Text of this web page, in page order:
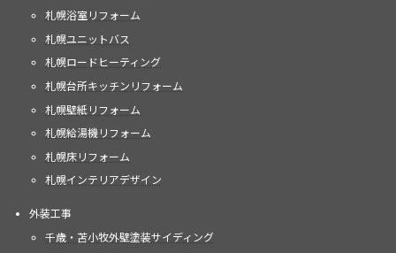
札幌浴室リフォーム
札幌ユニットバス
札幌ロードヒーティング
札幌台所キッチンリフォーム
札幌壁紙リフォーム
札幌給湯機リフォーム
札幌床リフォーム
札幌インテリアデザイン
外装工事
千歳・苫小牧外壁塗装サイディング